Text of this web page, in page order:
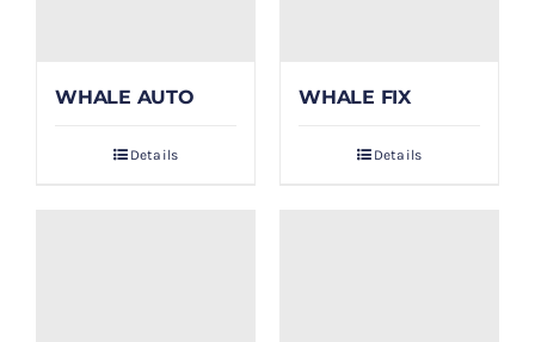
WHALE AUTO
Details
WHALE FIX
Details